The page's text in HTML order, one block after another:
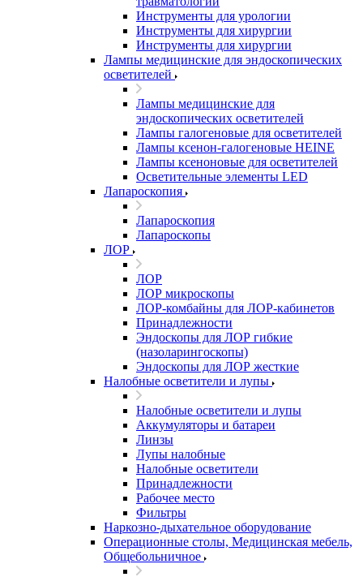
Инструменты для урологии
Инструменты для хирургии
Инструменты для хирургии
Лампы медицинские для эндоскопических
осветителей
Лампы медицинские для
эндоскопических осветителей
Лампы галогеновые для осветителей
Лампы ксенон-галогеновые HEINE
Лампы ксеноновые для осветителей
Осветительные элементы LED
Лапароскопия
Лапароскопия
Лапароскопы
ЛОР
ЛОР
ЛОР микроскопы
ЛОР-комбайны для ЛОР-кабинетов
Принадлежности
Эндоскопы для ЛОР гибкие
(назоларингоскопы)
Эндоскопы для ЛОР жесткие
Налобные осветители и лупы
Налобные осветители и лупы
Аккумуляторы и батареи
Линзы
Лупы налобные
Налобные осветители
Принадлежности
Рабочее место
Фильтры
Наркозно-дыхательное оборудование
Операционные столы, Медицинская мебель,
Общебольничное